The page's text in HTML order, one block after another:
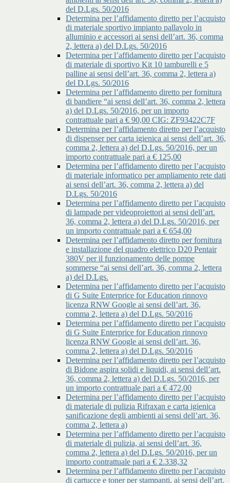
del D.Lgs. 50/2016
Determina per l’affidamento diretto per l’acquisto
di materiale sportivo impianto pallavolo in
alluminio e accessori ai sensi dell’art. 36, comma
2, lettera a) del D.Lgs. 50/2016
Determina per l’affidamento diretto per l’acquisto
di materiale di sportivo Kit 10 tamburelli e 5
palline ai sensi dell’art. 36, comma 2, lettera a)
del D.Lgs. 50/2016
Determina per l’affidamento diretto per fornitura
di bandiere “ai sensi dell’art. 36, comma 2, lettera
a) del D.Lgs. 50/2016, per un importo
contrattuale pari a € 90,00 CIG: ZF93422C7F
Determina per l’affidamento diretto per l’acquisto
di dispenser per carta igienica ai sensi dell’art. 36,
comma 2, lettera a) del D.Lgs. 50/2016, per un
importo contrattuale pari a € 125,00
Determina per l’affidamento diretto per l’acquisto
di materiale informatico per ampliamento rete dati
ai sensi dell’art. 36, comma 2, lettera a) del
D.Lgs. 50/2016
Determina per l’affidamento diretto per l’acquisto
di lampade per videoproiettori ai sensi dell’art.
36, comma 2, lettera a) del D.Lgs. 50/2016, per
un importo contrattuale pari a € 654,00
Determina per l’affidamento diretto per fornitura
e installazione del quadro elettrico D20 Pentair
380V per il funzionamento delle pompe
sommerse “ai sensi dell’art. 36, comma 2, lettera
a) del D.Lgs.
Determina per l’affidamento diretto per l’acquisto
di G Suite Enterprice for Education rinnovo
licenza RNW Google ai sensi dell’art. 36,
comma 2, lettera a) del D.Lgs. 50/2016
Determina per l’affidamento diretto per l’acquisto
di G Suite Enterprice for Education rinnovo
licenza RNW Google ai sensi dell’art. 36,
comma 2, lettera a) del D.Lgs. 50/2016
Determina per l’affidamento diretto per l’acquisto
di Bidone aspira solidi e liquidi, ai sensi dell’art.
36, comma 2, lettera a) del D.Lgs. 50/2016, per
un importo contrattuale pari a € 472,00
Determina per l’affidamento diretto per l’acquisto
di materiale di pulizia Rifraxan e carta igienica
sanificazione degli ambienti ai sensi dell’art. 36,
comma 2, lettera a)
Determina per l’affidamento diretto per l’acquisto
di materiale di pulizia, ai sensi dell’art. 36,
comma 2, lettera a) del D.Lgs. 50/2016, per un
importo contrattuale pari a € 2.338,32
Determina per l’affidamento diretto per l’acquisto
di cartucce e toner per stampanti, ai sensi dell’art.